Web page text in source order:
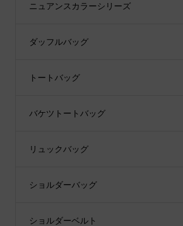
ニュアンスカラーシリーズ
ダッフルバッグ
トートバッグ
バケツトートバッグ
リュックバッグ
ショルダーバッグ
ショルダーベルト